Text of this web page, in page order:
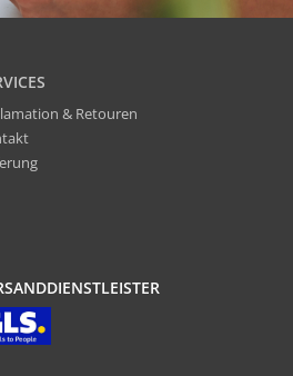
& Retouren